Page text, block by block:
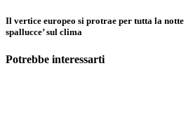
Il vertice europeo si protrae per tutta la notte
spallucce’ sul clima
Potrebbe interessarti